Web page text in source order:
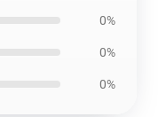
0%
0%
0%